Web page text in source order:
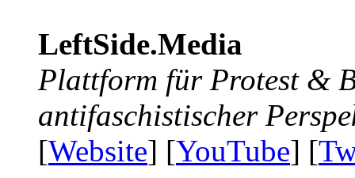
LeftSide.Media
Plattform für Protest &
antifaschistischer
[Website] [YouTube] [